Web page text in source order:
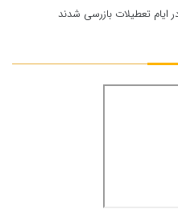
ایام تعطیلات بازرسی شدند